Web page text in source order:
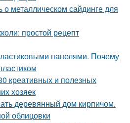
о металлическом сайдинге для
простой рецепт
панелями. Почему
креативных и полезных
хозяек
деревянный дом кирпичом.
облицовки